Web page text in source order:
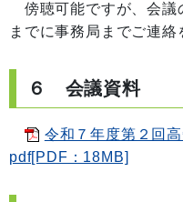
傍聴可能ですが、会議
までに事務局までご連絡
６ 会議資料
令和７年度第２回
pdf[PDF：18MB]